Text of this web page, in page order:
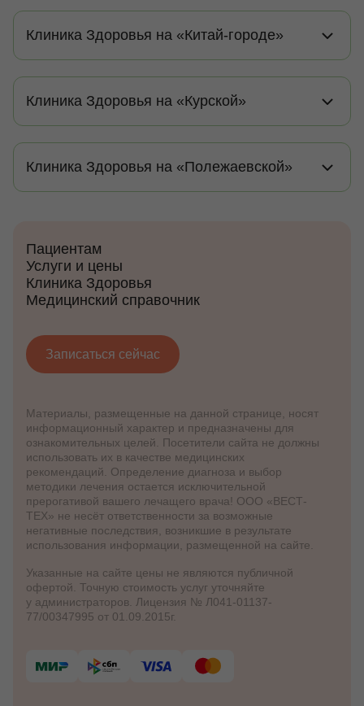
Клиника Здоровья на «Китай-городе»
Клиника Здоровья на «Курской»
Клиника Здоровья на «Полежаевской»
Пациентам
Услуги и цены
Клиника Здоровья
Медицинский справочник
Записаться сейчас
Материалы, размещенные на данной странице, носят
информационный характер и предназначены для
ознакомительных целей. Посетители сайта не должны
использовать их в качестве медицинских
рекомендаций. Определение диагноза и выбор
методики лечения остается исключительной
прерогативой вашего лечащего врача! ООО «ВЕСТ-
ТЕХ» не несёт ответственности за возможные
негативные последствия, возникшие в результате
использования информации, размещенной на сайте.
Указанные на сайте цены не являются публичной
офертой. Точную стоимость услуг уточняйте
у администраторов. Лицензия № Л041-01137-
77/00347995 от 01.09.2015г.